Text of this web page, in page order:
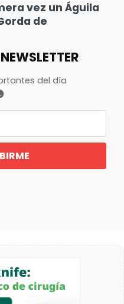
vez un Águila
de
del día